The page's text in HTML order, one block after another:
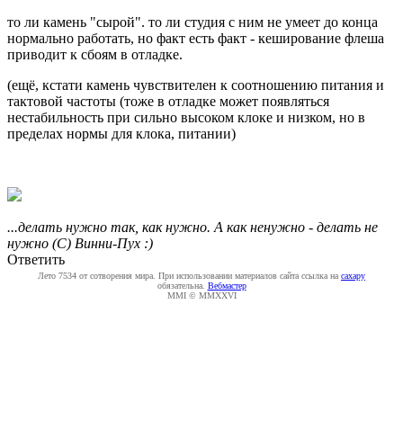
то ли камень "сырой". то ли студия с ним не умеет до конца
нормально работать, но факт есть факт - кеширование флеша
приводит к сбоям в отладке.
(ещё, кстати камень чувствителен к соотношению питания и
тактовой частоты (тоже в отладке может появляться
нестабильность при сильно высоком клоке и низком, но в
пределах нормы для клока, питании)
...делать нужно так, как нужно. А как ненужно - делать не
нужно (С) Винни-Пух :)
Ответить
Лето 7534 от сотворения мира. При использовании материалов сайта ссылка на caxapу
обязательна. Вебмастер
MMI © MMXXVI